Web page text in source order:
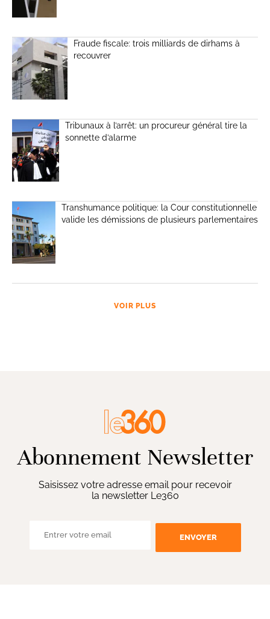
Fraude fiscale: trois milliards de dirhams à
recouvrer
Tribunaux à l’arrêt: un procureur général tire la
sonnette d’alarme
Transhumance politique: la Cour constitutionnelle
valide les démissions de plusieurs parlementaires
VOIR PLUS
Abonnement Newsletter
Saisissez votre adresse email pour recevoir
la newsletter Le360
ENVOYER